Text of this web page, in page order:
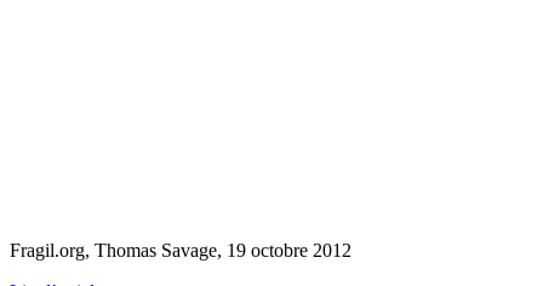
Fragil.org, Thomas Savage, 19 octobre 2012